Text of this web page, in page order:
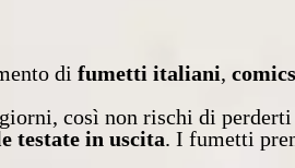
di fumetti italiani, comics
così non rischi di perderti
testate in uscita. I fumetti